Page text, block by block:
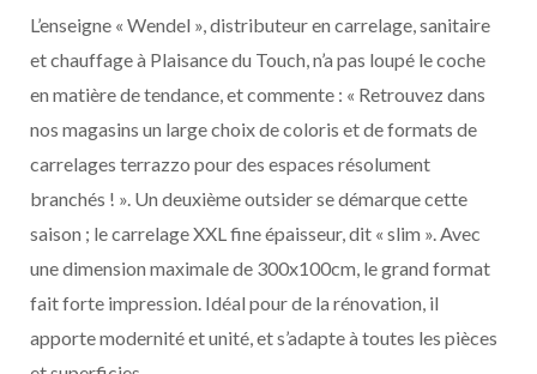
L’enseigne « Wendel », distributeur en carrelage, sanitaire
et chauffage à Plaisance du Touch, n’a pas loupé le coche
en matière de tendance, et commente : « Retrouvez dans
nos magasins un large choix de coloris et de formats de
carrelages terrazzo pour des espaces résolument
branchés ! ». Un deuxième outsider se démarque cette
saison ; le carrelage XXL fine épaisseur, dit « slim ». Avec
une dimension maximale de 300x100cm, le grand format
fait forte impression. Idéal pour de la rénovation, il
apporte modernité et unité, et s’adapte à toutes les pièces